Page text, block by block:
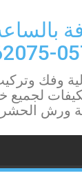
وفك
لجميع
ورش